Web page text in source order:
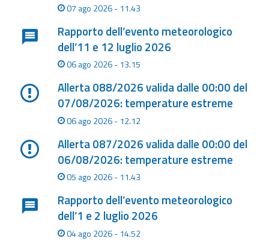
Allerte e
Valanghe
Monitoraggio
eventi
Previsioni e dati
Previsioni meteo e
marine
Dati osservati
Radar meteo
07 ago 2026 - 11.43
Rapporto dell’evento meteorologico
dell’11 e 12 luglio 2026
06 ago 2026 - 13.15
Allerta 088/2026 valida dalle 00:00 del
07/08/2026: temperature estreme
06 ago 2026 - 12.12
Allerta 087/2026 valida dalle 00:00 del
06/08/2026: temperature estreme
05 ago 2026 - 11.43
Rapporto dell’evento meteorologico
dell’1 e 2 luglio 2026
04 ago 2026 - 14.52